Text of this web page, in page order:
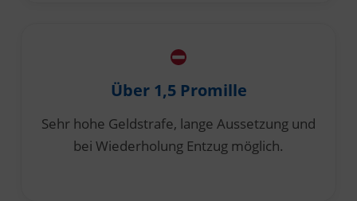
Über 1,5 Promille
Sehr hohe Geldstrafe, lange Aussetzung und
bei Wiederholung Entzug möglich.